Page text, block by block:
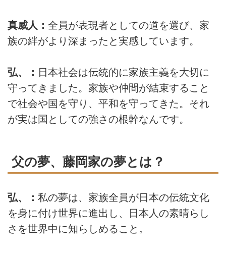
真威人： 全員が表現者としての道を選び、家
族の絆がより深まったと実感しています。
弘、： 日本社会は伝統的に家族主義を大切に
守ってきました。家族や仲間が結束すること
で社会や国を守り、平和を守ってきた。それ
が実は国としての強さの根幹なんです。
父の夢、藤岡家の夢とは？
弘、： 私の夢は、家族全員が日本の伝統文化
を身に付け世界に進出し、日本人の素晴らし
さを世界中に知らしめること。